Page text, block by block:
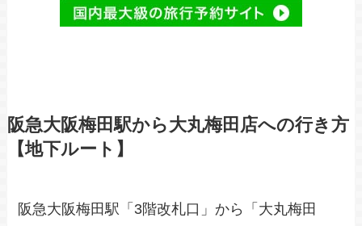
阪急大阪梅田駅から大丸梅田店への行き方
【地下ルート】
阪急大阪梅田駅「3階改札口」から「大丸梅田